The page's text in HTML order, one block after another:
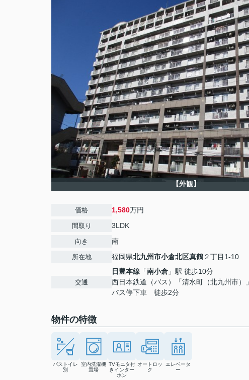
【外観】
価格 1,580万円
間取り 3LDK
向き 南
所在地 福岡県北九州市小倉北区真鶴２丁目1-10
交通
日豊本線 「南小倉 」駅 徒歩10分
西日本鉄道（バス）「清水町（北九州市）」
バス停下車 徒歩2分
物件の特徴
バストイレ
別
室内洗濯機
置場
TVモニタ付
きインター
ホン
オートロッ
ク
エレベータ
ー